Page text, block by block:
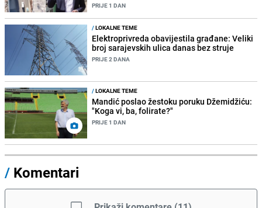
PRIJE 1 DAN
/LOKALNE TEME
Elektroprivreda obavijestila građane: Veliki
broj sarajevskih ulica danas bez struje
PRIJE 2 DANA
/LOKALNE TEME
Mandić poslao žestoku poruku Džemidžiću:
"Koga vi, ba, folirate?"
PRIJE 1 DAN
/ Komentari